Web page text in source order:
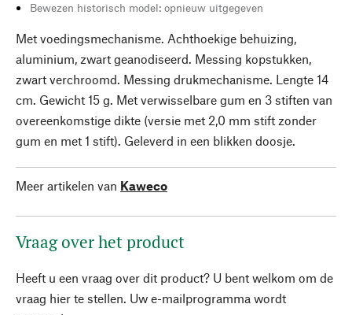
Bewezen historisch model: opnieuw uitgegeven
Met voedingsmechanisme. Achthoekige behuizing,
aluminium, zwart geanodiseerd. Messing kopstukken,
zwart verchroomd. Messing drukmechanisme. Lengte 14
cm. Gewicht 15 g. Met verwisselbare gum en 3 stiften van
overeenkomstige dikte (versie met 2,0 mm stift zonder
gum en met 1 stift). Geleverd in een blikken doosje.
Meer artikelen van Kaweco
Vraag over het product
Heeft u een vraag over dit product? U bent welkom om de
vraag hier te stellen. Uw e-mailprogramma wordt